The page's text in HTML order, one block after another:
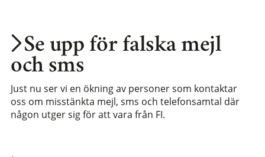
Se upp för falska mejl
och sms
Just nu ser vi en ökning av personer som kontaktar
oss om misstänkta mejl, sms och telefonsamtal där
någon utger sig för att vara från FI.